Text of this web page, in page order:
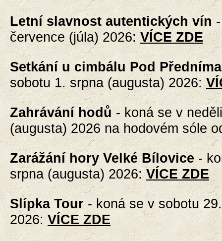
Letní slavnost autentických vín
července (júla)2026:VÍCE ZDE
Setkání u cimbálu Pod Předníma
sobotu 1. srpna (augusta) 2026:
Zahrávání hodů - koná se v
(augusta) 2026 na hodovém sóle
Zarážání hory Velké Bílovice -
srpna (augusta) 2026:VÍCE ZDE
Slípka Tour - koná sev sobotu
2026:VÍCE ZDE